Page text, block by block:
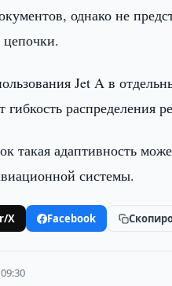
однако не
Jet A в
распределения
такая адаптивность
системы.
X Facebook